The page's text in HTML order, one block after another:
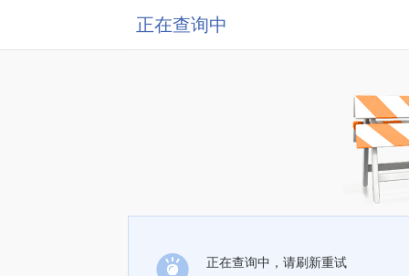
正在查询中
正在查询中，请刷新重试